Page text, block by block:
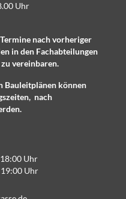
Uhr
nach vorheriger
in den Fachabteilungen
vereinbaren.
Bauleitplänen können
nach
Uhr
Uhr